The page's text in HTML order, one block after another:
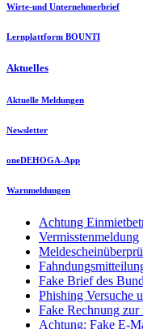
Wirte-und Unternehmerbrief
Lernplattform BOUNTI
Aktuelles
Aktuelle Meldungen
Newsletter
oneDEHOGA-App
Warnmeldungen
Achtung
Vermisstenmeldung
Fake Brief des
Phishing Versuche
Fake Rechnung
Achtung: Fake E-